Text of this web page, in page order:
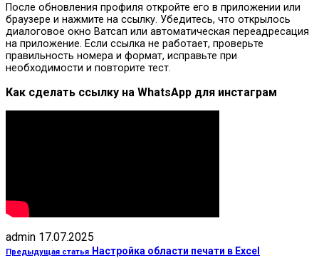
После обновления профиля откройте его в приложении или
браузере и нажмите на ссылку. Убедитесь, что открылось
диалоговое окно Ватсап или автоматическая переадресация
на приложение. Если ссылка не работает, проверьте
правильность номера и формат, исправьте при
необходимости и повторите тест.
Как сделать ссылку на WhatsApp для инстаграм
admin 17.07.2025
Предыдущая статья Настройка области печати в Excel